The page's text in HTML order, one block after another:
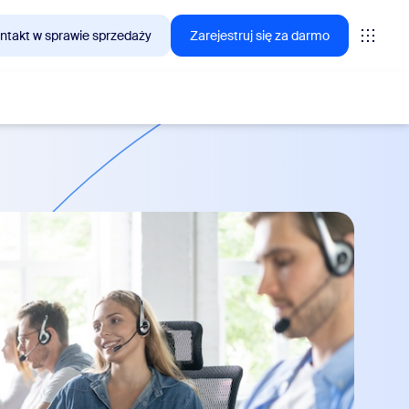
w sprawie sprzedaży Zarejestruj się za darmo
się klienci Zoom.
CX